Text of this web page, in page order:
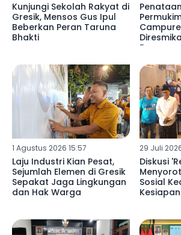
Kunjungi Sekolah Rakyat di
Gresik, Mensos Gus Ipul
Beberkan Peran Taruna
Bhakti
Bersama
1 Agustus 2026 15:57
Laju Industri Kian Pesat,
Sejumlah Elemen di Gresik
Sepakat Jaga Lingkungan
dan Hak Warga
29 Juli
Diskusi
Sosial
Kesiapan